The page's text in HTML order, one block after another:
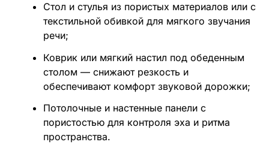
Стол и стулья из пористых материалов или с
текстильной обивкой для мягкого звучания
речи;
Коврик или мягкий настил под обеденным
столом — снижают резкость и
обеспечивают комфорт звуковой дорожки;
Потолочные и настенные панели с
пористостью для контроля эха и ритма
пространства.